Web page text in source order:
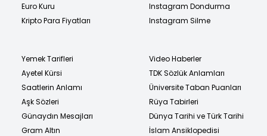
Euro Kuru
Kripto Para Fiyatları
Instagram Dondurma
Instagram Silme
Yemek Tarifleri
Ayetel Kürsi
Saatlerin Anlamı
Aşk Sözleri
Günaydın Mesajları
Gram Altın
Video Haberler
TDK Sözlük Anlamları
Üniversite Taban Puanları
Rüya Tabirleri
Dünya Tarihi ve Türk Tarihi
İslam Ansiklopedisi